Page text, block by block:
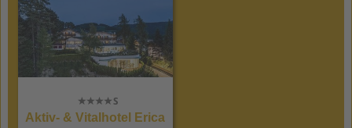
Aktiv- & Vitalhotel Erica